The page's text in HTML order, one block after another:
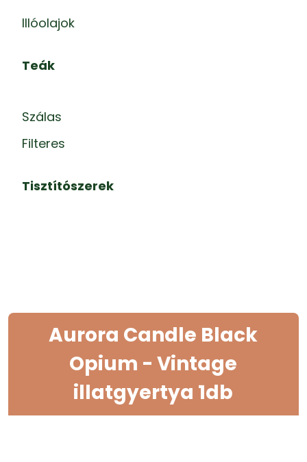
Illóolajok
Teák
Szálas
Filteres
Tisztítószerek
Aurora Candle Black
Opium - Vintage
illatgyertya 1db